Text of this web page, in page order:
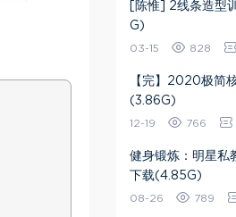
[陈惟] 2线条造型
G)
03-15 828
【完】2020极简
(3.86G)
12-19 766
健身锻炼：明星私
下载(4.85G)
08-26 789